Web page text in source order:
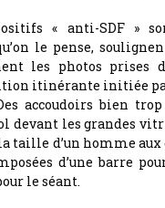
« anti-SDF »
le pense,
les photos prises
itinérante initiée
accoudoirs bien
devant les grandes
taille d’un homme aux
d’une barre
le séant.